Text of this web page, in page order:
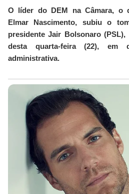
O líder do DEM na Câmara, o
Elmar Nascimento, subiu o
presidente Jair Bolsonaro
desta quarta-feira (22), em
administrativa.